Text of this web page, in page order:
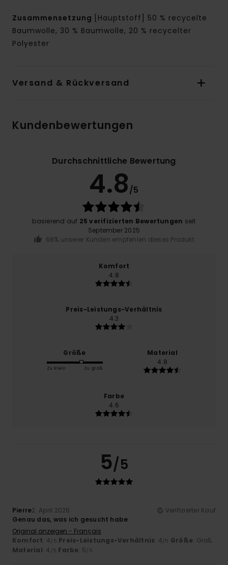
Zusammensetzung [Hauptstoff] 50 % recycelte
Baumwolle, 30 % Baumwolle, 20 % recycelter
Polyester
Versand & Rückversand
Kundenbewertungen
Durchschnittliche Bewertung
4.8/5
basierend auf 25 verifizierten Bewertungen seit
September 2025
68% unserer Kunden empfehlen dieses Produkt
Komfort
4.8
Preis-Leistungs-Verhältnis
4.3
Größe
Zu klein Zu groß
Material
4.8
Farbe
4.6
5/5
Pierre2. April 2026
Verifizierter Kauf
Genau das, was ich gesucht habe
Original anzeigen - Français
Komfort: 4 /5 Preis-Leistungs-Verhältnis: 4 /5 Größe: Groß
Material: 4 /5 Farbe: 5 /5